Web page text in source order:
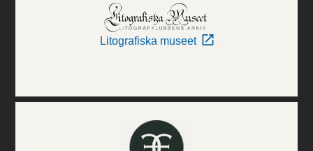
Litografiska museet